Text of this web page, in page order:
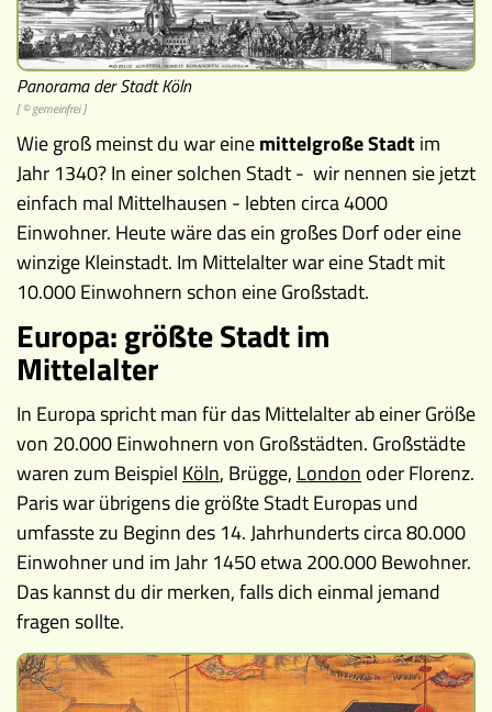
Videos
Mach mit!
Buchtipps
Schulmaterialien
Museen
Panorama der Stadt Köln
[ © gemeinfrei ]
Wie groß meinst du war einemittelgroße Stadtim
Jahr 1340? In einer solchen Stadt - wir nennen sie jetzt
einfach mal Mittelhausen - lebten circa 4000
Einwohner. Heute wäre das ein großes Dorf oder eine
winzige Kleinstadt. Im Mittelalter war eine Stadt mit
10.000 Einwohnern schon eine Großstadt.
Europa: größte Stadt im
Mittelalter
In Europa spricht man für das Mittelalter ab einer Größe
von 20.000 Einwohnern von Großstädten. Großstädte
waren zum Beispiel Köln, Brügge, London oder Florenz.
Paris war übrigens die größte Stadt Europas und
umfasste zu Beginn des 14. Jahrhunderts circa 80.000
Einwohner und im Jahr 1450 etwa 200.000 Bewohner.
Das kannst du dir merken, falls dich einmal jemand
fragen sollte.